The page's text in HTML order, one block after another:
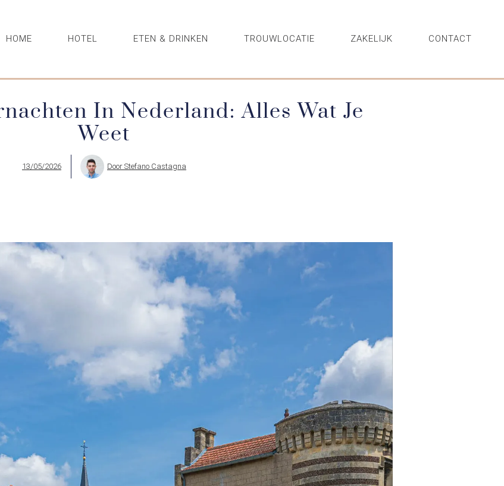
HOME HOTEL ETEN & DRINKEN TROUWLOCATIE ZAKELIJK CONTACT
In Nederland: Alles Wat Je
Weet
13/05/2026 Door Stefano Castagna